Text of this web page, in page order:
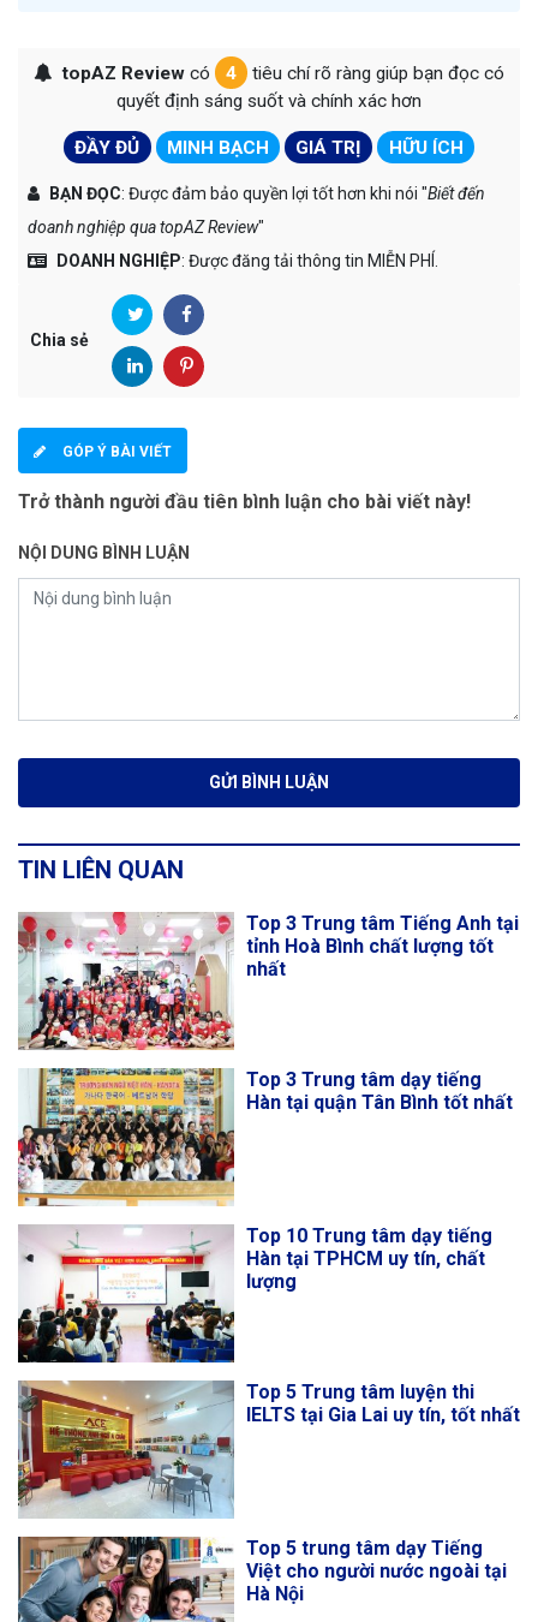
topAZ Reviewcó 4
tiêu chí rõ ràng giúp bạn đọc có
quyết định sáng suốt và chính xác hơn
ĐẦY ĐỦ MINH BẠCH GIÁ TRỊ HỮU ÍCH
BẠN ĐỌC: Được đảm bảo quyền lợi tốt hơn khi nói "Biết đến
doanh nghiệp qua topAZ Review"
DOANH NGHIỆP: Được đăng tải thông tin MIỄN PHÍ.
Chia sẻ
GÓP Ý BÀI VIẾT
Trở thành người đầu tiên bình luận cho bài viết này!
NỘI DUNG BÌNH LUẬN
TIN LIÊN QUAN
Top 3 Trung tâm Tiếng Anh tại
tỉnh Hoà Bình chất lượng tốt
nhất
Top 3 Trung tâm dạy tiếng
Hàn tại quận Tân Bình tốt nhất
Top 10 Trung tâm dạy tiếng
Hàn tại TPHCM uy tín, chất
lượng
Top 5 Trung tâm luyện thi
IELTS tại Gia Lai uy tín, tốt nhất
Top 5 trung tâm dạy Tiếng
Việt cho người nước ngoài tại
Hà Nội